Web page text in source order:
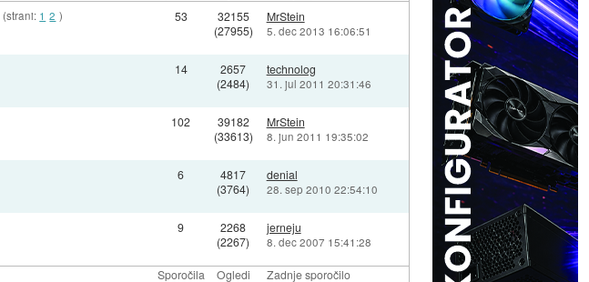
Sporočila Ogledi Zadnje sporočilo
(strani: 1 2 )
53
32155
(27955)
MrStein
5. dec 2013 16:06:51
14
2657
(2484)
technolog
31. jul 2011 20:31:46
102
39182
(33613)
MrStein
8. jun 2011 19:35:02
6
4817
(3764)
denial
28. sep 2010 22:54:10
9
2268
(2267)
jerneju
8. dec 2007 15:41:28